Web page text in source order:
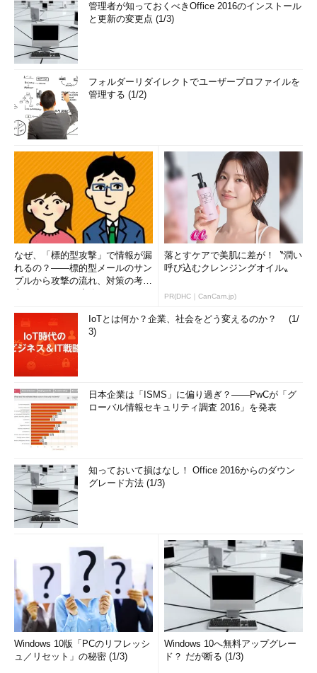
管理者が知っておくべきOffice 2016のインストール
と更新の変更点 (1/3)
フォルダーリダイレクトでユーザープロファイルを
管理する (1/2)
なぜ、「標的型攻撃」で情報が漏
れるの？――標的型メールのサン
プルから攻撃の流れ、対策の考え
落とすケアで美肌に差が！〝潤い
呼び込むクレンジングオイル〟
PR(DHC｜CanCam.jp)
IoTとは何か？企業、社会をどう変えるのか？ (1/
3)
日本企業は「ISMS」に偏り過ぎ？――PwCが「グ
ローバル情報セキュリティ調査 2016」を発表
知っておいて損はなし！ Office 2016からのダウン
グレード方法 (1/3)
Windows 10版「PCのリフレッシ
ュ／リセット」の秘密 (1/3)
Windows 10へ無料アップグレー
ド？ だが断る (1/3)